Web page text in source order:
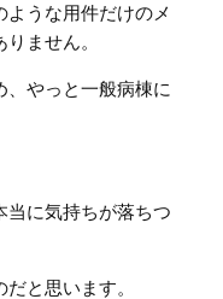
うな用件だけのメ
ません。
、やっと一般病棟に
当に気持ちが落ちつ
と思います。